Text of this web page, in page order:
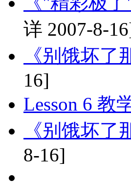
详 2007-8-
《别饿坏
16]
Lesson 6 教
《别饿坏
8-16]